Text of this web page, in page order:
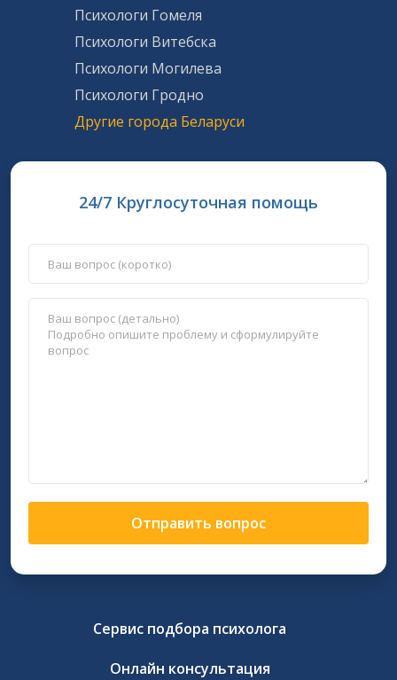
Психологи Гомеля
Психологи Витебска
Психологи Могилева
Психологи Гродно
Другие города Беларуси
24/7 Круглосуточная помощь
Отправить вопрос
Сервис подбора психолога
Онлайн консультация